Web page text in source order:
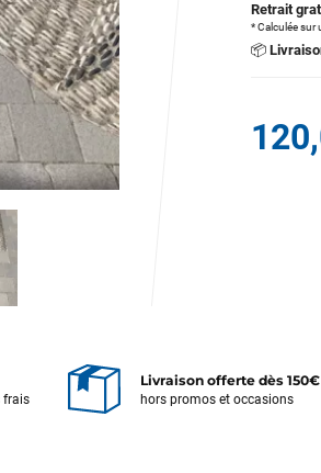
Retrait
* Calculée sur
📦
frais
Livraison offerte dès 150€
hors promos et occasions